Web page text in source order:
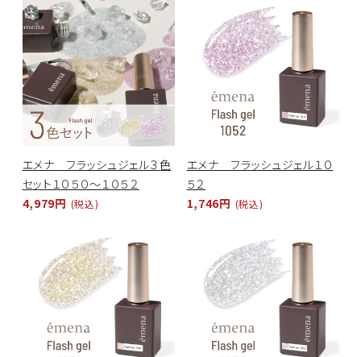
エメナ フラッシュジェル３色
セット１０５０～１０５２
4,979円 (税込)
エメナ フラッシュジェル１０
５２
1,746円 (税込)